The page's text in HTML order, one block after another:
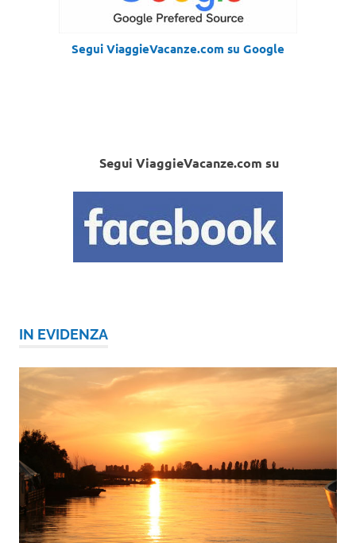
Segui ViaggieVacanze.com su Google
Segui ViaggieVacanze.com su
IN EVIDENZA